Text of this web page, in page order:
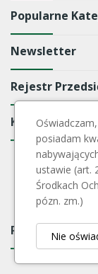
Popularne
Newsletter
Rejestr
Kontakt
Payment Block
posiadam
ustawie (art.
Środkach
pózn. zm.)
Nie